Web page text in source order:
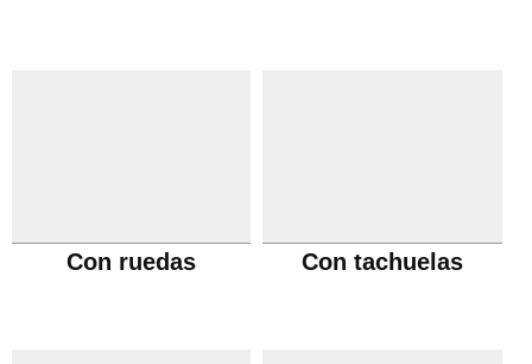
Con ruedas Con tachuelas